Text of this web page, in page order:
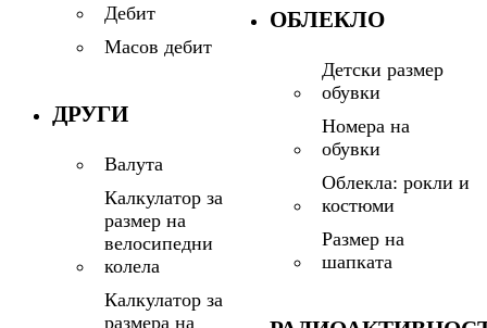
Дебит
Масов дебит
ДРУГИ
Валута
Калкулатор за
размер на
велосипедни
колела
Калкулатор за
размера на
ОБЛЕКЛО
Детски размер
обувки
Номера на
обувки
Облекла: рокли и
костюми
Размер на
шапката